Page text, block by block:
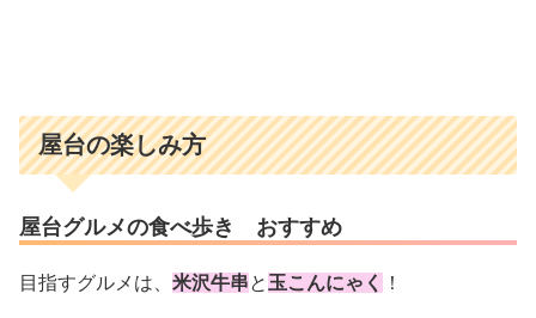
屋台の楽しみ方
屋台グルメの食べ歩き おすすめ
目指すグルメは、 米沢牛串と 玉こんにゃく ！